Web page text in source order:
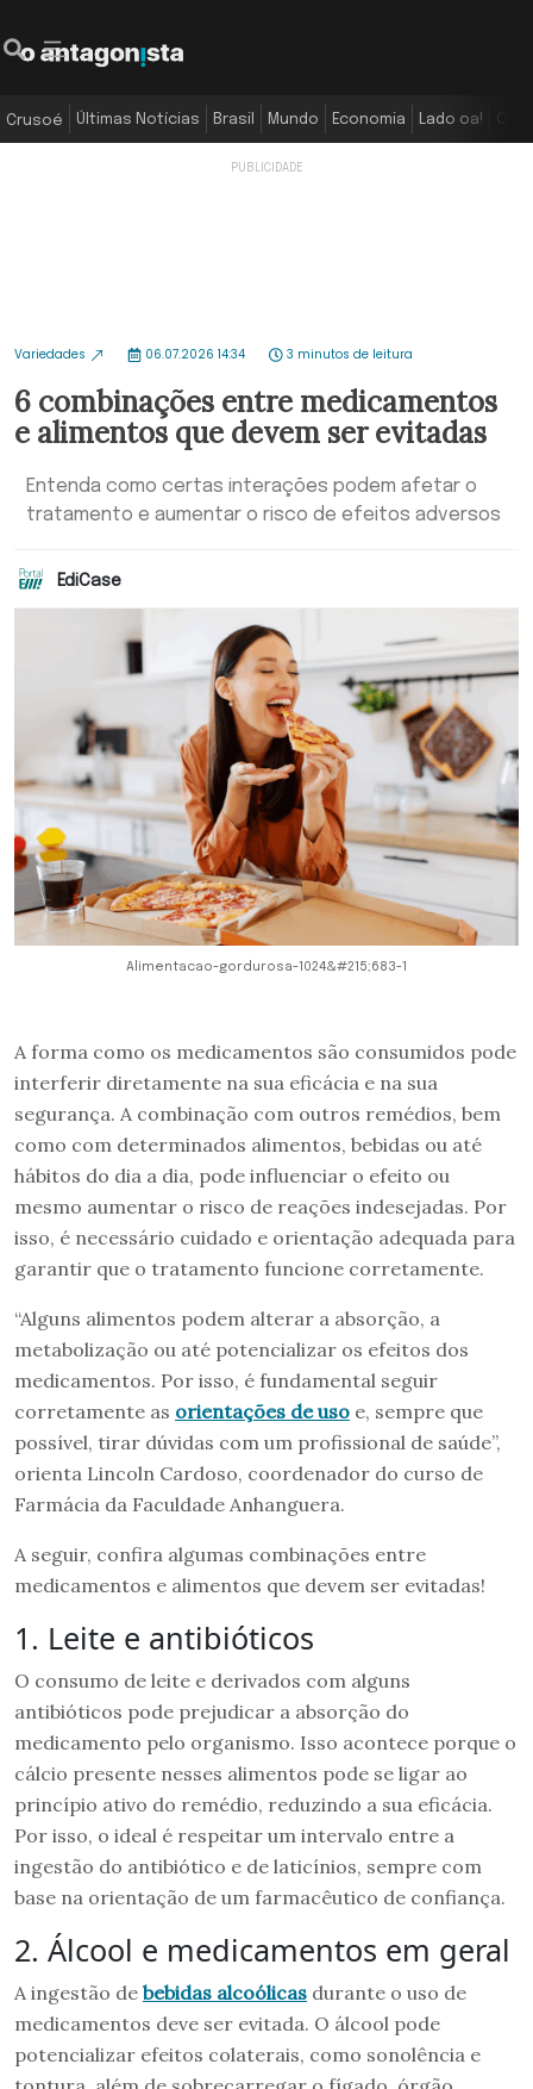
Crusoé Últimas Notícias Brasil Mundo Economia Lado oa!
Variedades 06.07.2026 14:34 3 minutos de leitura
6 combinações entre medicamentos
e alimentos que devem ser evitadas
Entenda como certas interações podem afetar o
tratamento e aumentar o risco de efeitos adversos
EdiCase
Alimentacao-gordurosa-1024&#215;683-1
A forma como os medicamentos são consumidos pode
interferir diretamente na sua eficácia e na sua
segurança. A combinação com outros remédios, bem
como com determinados alimentos, bebidas ou até
hábitos do dia a dia, pode influenciar o efeito ou
mesmo aumentar o risco de reações indesejadas. Por
isso, é necessário cuidado e orientação adequada para
garantir que o tratamento funcione corretamente.
“Alguns alimentos podem alterar a absorção, a
metabolização ou até potencializar os efeitos dos
medicamentos. Por isso, é fundamental seguir
corretamente as orientações de uso e, sempre que
possível, tirar dúvidas com um profissional de saúde”,
orienta Lincoln Cardoso, coordenador do curso de
Farmácia da Faculdade Anhanguera.
A seguir, confira algumas combinações entre
medicamentos e alimentos que devem ser evitadas!
1. Leite e antibióticos
O consumo de leite e derivados com alguns
antibióticos pode prejudicar a absorção do
medicamento pelo organismo. Isso acontece porque o
cálcio presente nesses alimentos pode se ligar ao
princípio ativo do remédio, reduzindo a sua eficácia.
Por isso, o ideal é respeitar um intervalo entre a
ingestão do antibiótico e de laticínios, sempre com
base na orientação de um farmacêutico de confiança.
2. Álcool e medicamentos em geral
A ingestão de bebidas alcoólicas durante o uso de
medicamentos deve ser evitada. O álcool pode
potencializar efeitos colaterais, como sonolência e